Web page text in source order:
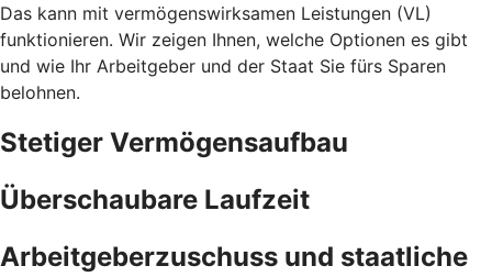
Das kann mit vermögenswirksamen Leistungen (VL)
funktionieren. Wir zeigen Ihnen, welche Optionen es gibt
und wie Ihr Arbeitgeber und der Staat Sie fürs Sparen
belohnen.
Stetiger Vermögensaufbau
Überschaubare Laufzeit
Arbeitgeberzuschuss und staatliche